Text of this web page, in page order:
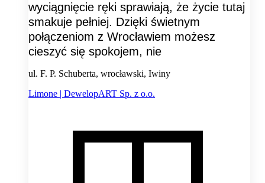
wyciągnięcie ręki sprawiają, że życie tutaj
smakuje pełniej. Dzięki świetnym
połączeniom z Wrocławiem możesz
cieszyć się spokojem, nie
ul. F. P. Schuberta, wrocławski, Iwiny
Limone | DewelopART Sp. z o.o.